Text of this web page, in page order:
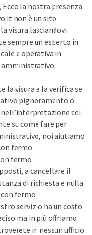
la nostra presenza
non è un sito
visura lasciandovi
sempre un esperto in
e operativa in
la visura e la verifica se
pignoramento o
dei
su come fare per
noi aiutiamo
fermo
fermo
a cancellare il
di richiesta e nulla
fermo
servizio ha un costo
ma in più offriamo
in nessun ufficio